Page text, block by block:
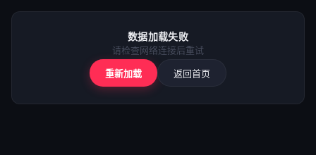
⚠️
数据加载失败
请检查网络连接后重试
重新加载 返回首页